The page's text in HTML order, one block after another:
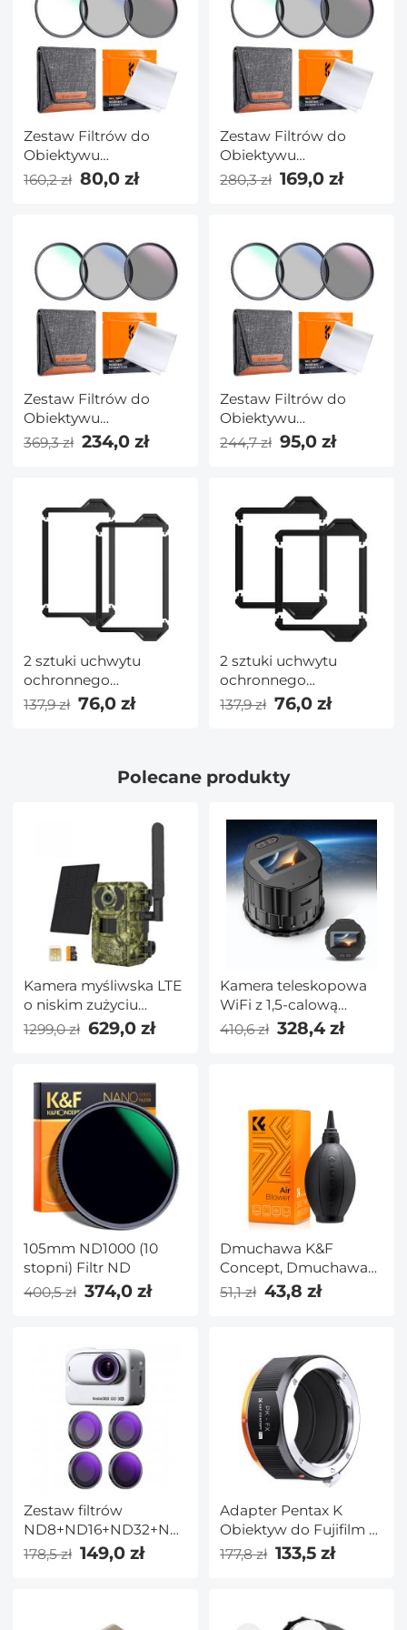
Zestaw Filtrów do
Obiektywu
UV+CPL+ND4 37 mm
Filtry
160,2 zł 80,0 zł
Zestaw Filtrów do
Obiektywu
UV+CPL+ND4 55 mm
Filtry
280,3 zł 169,0 zł
Zestaw Filtrów do
Obiektywu
UV+CPL+ND4 82 mm
ze ściereczką do
Filtry
369,3 zł 234,0 zł
Zestaw Filtrów do
Obiektywu
UV+CPL+ND4 46 mm
ze ściereczką do
Obiektywu i Torbą na
Filtry
244,7 zł 95,0 zł
2 sztuki uchwytu
ochronnego
obiektywu 100x150mm
— seria Nano X Pro
137,9 zł 76,0 zł
2 sztuki uchwytu
ochronnego
obiektywu 100x100mm
— seria Nano X Pro
137,9 zł 76,0 zł
Polecane produkty
Kamera myśliwska LTE
o niskim zużyciu
energii 4G, kamera
bateryjną z panelem
słonecznym 4W Wersja
europejska + karta
pamięci 64 GB
1299,0 zł 629,0 zł
Kamera teleskopowa
WiFi z 1,5-calową
ekranem 1080P Wideo
410,6 zł 328,4 zł
105mm ND1000 (10
stopni) Filtr ND
400,5 zł 374,0 zł
Dmuchawa K&F
Concept, Dmuchawa
do kurzu, Dmuchawa
do obiektywów do
lustrzanek,
obiektywów do
aparatów i wrażliwych
urządzeń
elektronicznych, Clean
Duster, Środek do
czyszczenia
Dmuchawa do kurzu z
51,1 zł 43,8 zł
Zestaw filtrów
ND8+ND16+ND32+ND64
o neutralnej gęstości,
28 wielowarstwowych
Insta360 GO 3S
178,5 zł 149,0 zł
Adapter Pentax K
Obiektyw do Fujifilm X
Aparat, PK-FX Pro
177,8 zł 133,5 zł